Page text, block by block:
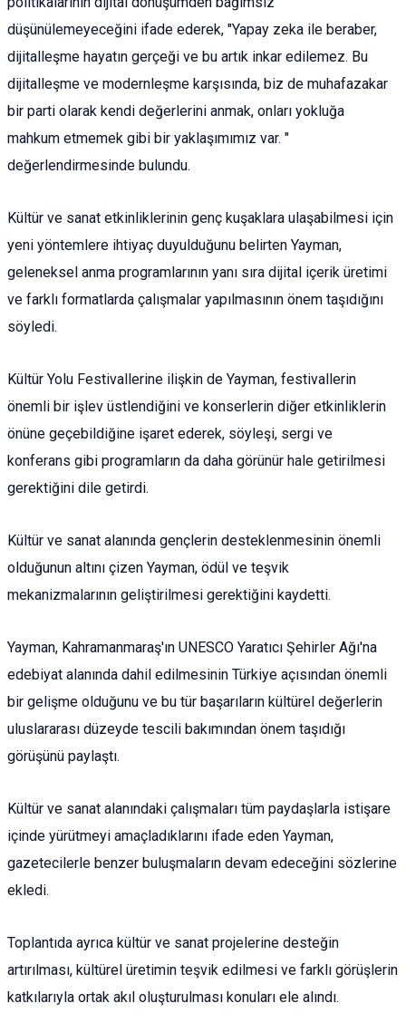
düşünülemeyeceğini ifade ederek, "Yapay zeka ile beraber,
dijitalleşme hayatın gerçeği ve bu artık inkar edilemez. Bu
dijitalleşme ve modernleşme karşısında, biz de muhafazakar
bir parti olarak kendi değerlerini anmak, onları yokluğa
mahkum etmemek gibi bir yaklaşımımız var. "
değerlendirmesinde bulundu.
Kültür ve sanat etkinliklerinin genç kuşaklara ulaşabilmesi için
yeni yöntemlere ihtiyaç duyulduğunu belirten Yayman,
geleneksel anma programlarının yanı sıra dijital içerik üretimi
ve farklı formatlarda çalışmalar yapılmasının önem taşıdığını
söyledi.
Kültür Yolu Festivallerine ilişkin de Yayman, festivallerin
önemli bir işlev üstlendiğini ve konserlerin diğer etkinliklerin
önüne geçebildiğine işaret ederek, söyleşi, sergi ve
konferans gibi programların da daha görünür hale getirilmesi
gerektiğini dile getirdi.
Kültür ve sanat alanında gençlerin desteklenmesinin önemli
olduğunun altını çizen Yayman, ödül ve teşvik
mekanizmalarının geliştirilmesi gerektiğini kaydetti.
Yayman, Kahramanmaraş'ın UNESCO Yaratıcı Şehirler Ağı'na
edebiyat alanında dahil edilmesinin Türkiye açısından önemli
bir gelişme olduğunu ve bu tür başarıların kültürel değerlerin
uluslararası düzeyde tescili bakımından önem taşıdığı
görüşünü paylaştı.
Kültür ve sanat alanındaki çalışmaları tüm paydaşlarla istişare
içinde yürütmeyi amaçladıklarını ifade eden Yayman,
gazetecilerle benzer buluşmaların devam edeceğini sözlerine
ekledi.
Toplantıda ayrıca kültür ve sanat projelerine desteğin
artırılması, kültürel üretimin teşvik edilmesi ve farklı görüşlerin
katkılarıyla ortak akıl oluşturulması konuları ele alındı.